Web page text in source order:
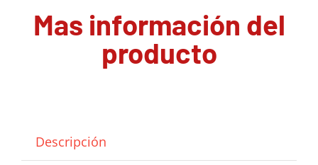
Mas información del
producto
Descripción